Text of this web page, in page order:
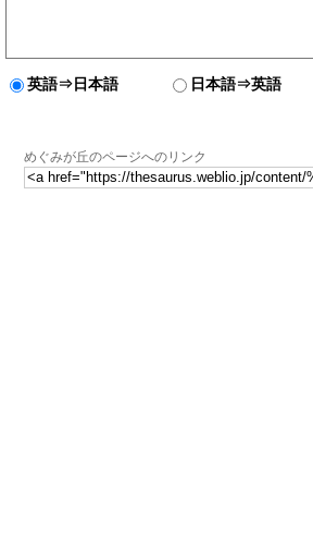
英語⇒日本語 日本語⇒英語
めぐみが丘のページへのリンク